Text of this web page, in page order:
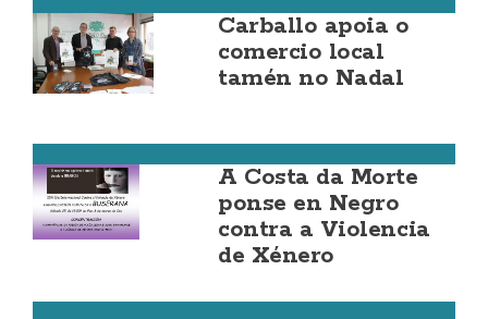
Carballo apoia o
comercio local
tamén no Nadal
A Costa da Morte
ponse en Negro
contra a Violencia
de Xénero